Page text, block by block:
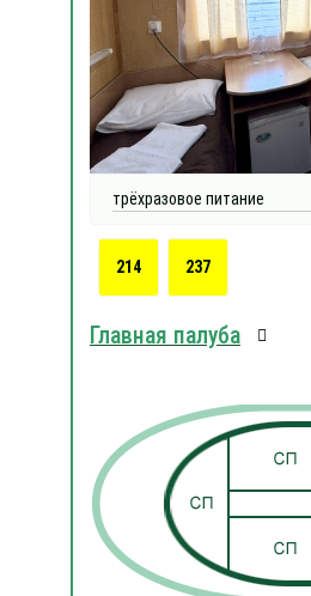
трёхразовое питание
214 237
Главная палуба